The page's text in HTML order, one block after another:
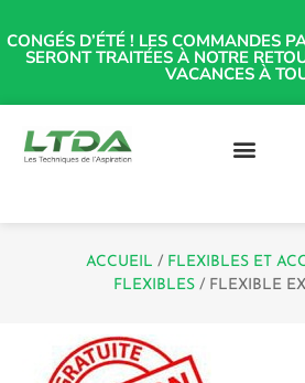
CONGÉS D’ÉTÉ ! LES COMMANDES
SERONT TRAITÉES À NOTRE
VACANCES À
ACCUEIL / FLEXIBLES ET
FLEXIBLES/ FLEXIBLE